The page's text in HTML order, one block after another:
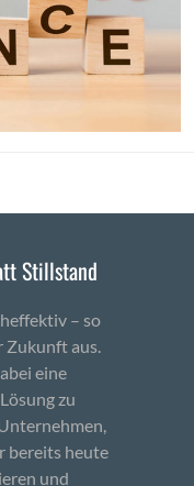
Stillstand
– so
aus.
eine
zu
bereits heute
und